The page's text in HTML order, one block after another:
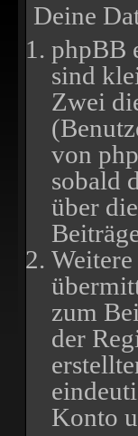
Deine
phpBB
sind
Zwei
von
sobald
über
zum
der
Konto